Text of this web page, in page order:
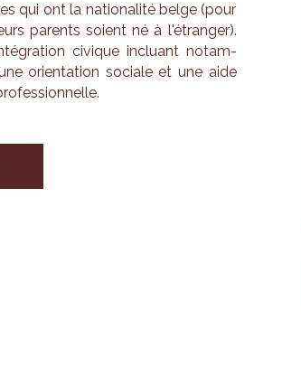
qui ont la natio­na­lité belge (pour
parents soient né à l'étran­ger).
civique incluant notam­
orien­ta­tion sociale et une aide